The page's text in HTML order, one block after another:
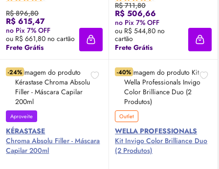
R$ 896,80
R$ 615,47
no Pix 7% OFF
ou R$ 661,80 no cartão
Frete Grátis
Adicionar à sacola
R$ 711,80
R$ 506,66
no Pix 7% OFF
ou R$ 544,80 no
cartão
Frete Grátis
-24%
Aproveite
KÉRASTASE
Chroma Absolu Filler - Máscara
Capilar 200ml
-40%
Outlet
WELLA PROFESSIONALS
Kit Invigo Color Brilliance Duo
(2 Produtos)